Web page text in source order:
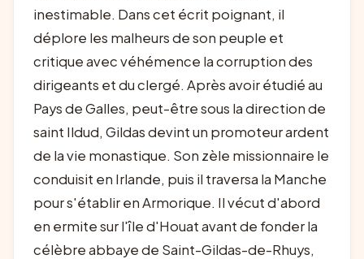
inestimable. Dans cet écrit poignant, il
déplore les malheurs de son peuple et
critique avec véhémence la corruption des
dirigeants et du clergé. Après avoir étudié au
Pays de Galles, peut-être sous la direction de
saint Ildud, Gildas devint un promoteur ardent
de la vie monastique. Son zèle missionnaire le
conduisit en Irlande, puis il traversa la Manche
pour s'établir en Armorique. Il vécut d'abord
en ermite sur l'île d'Houat avant de fonder la
célèbre abbaye de Saint-Gildas-de-Rhuys,